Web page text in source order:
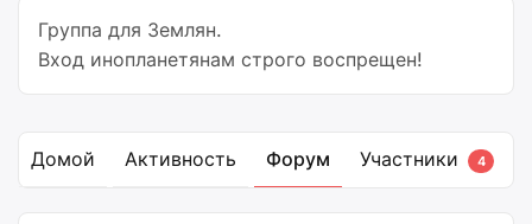
Группа для Землян.
Вход инопланетянам строго воспрещен!
Домой Активность Форум Участники 4